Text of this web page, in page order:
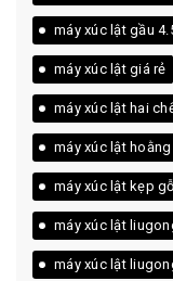
máy xúc lật gầu
máy xúc lật giá rẻ
máy xúc lật hai
máy xúc lật
máy xúc lật kẹp
máy xúc lật
máy xúc lật